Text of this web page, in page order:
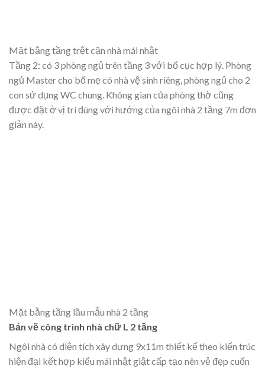
Mặt bằng tầng trệt căn nhà mái nhật
Tầng 2: có 3 phòng ngủ trên tầng 3 với bố cục hợp lý. Phòng
ngủ Master cho bố mẹ có nhà vệ sinh riêng, phòng ngủ cho 2
con sử dụng WC chung. Không gian của phòng thờ cũng
được đặt ở vị trí đúng với hướng của ngôi nhà 2 tầng 7m đơn
giản này.
Mặt bằng tầng lầu mẫu nhà 2 tầng
Bản vẽ công trình nhà chữ L 2 tầng
Ngôi nhà có diện tích xây dựng 9x11m thiết kế theo kiến trúc
hiện đại kết hợp kiểu mái nhật giật cấp tạo nên vẻ đẹp cuốn